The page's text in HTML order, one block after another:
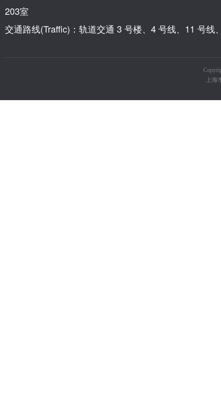
203室
交通路线(Traffic)：轨道交通 3 号楼、4 号线、11 号线
上